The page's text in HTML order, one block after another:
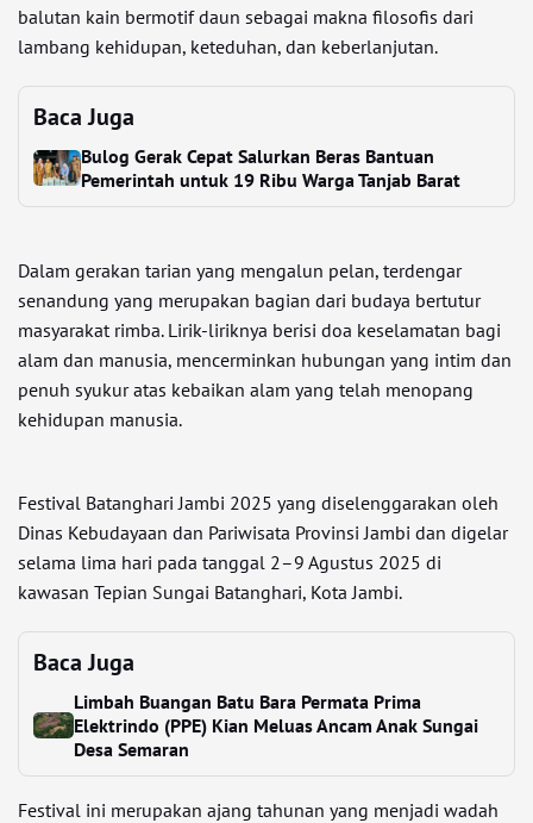
balutan kain bermotif daun sebagai makna filosofis dari
lambang kehidupan, keteduhan, dan keberlanjutan.
Baca Juga
Bulog Gerak Cepat Salurkan Beras Bantuan
Pemerintah untuk 19 Ribu Warga Tanjab Barat
Dalam gerakan tarian yang mengalun pelan, terdengar
senandung yang merupakan bagian dari budaya bertutur
masyarakat rimba. Lirik-liriknya berisi doa keselamatan bagi
alam dan manusia, mencerminkan hubungan yang intim dan
penuh syukur atas kebaikan alam yang telah menopang
kehidupan manusia.
Festival Batanghari Jambi 2025 yang diselenggarakan oleh
Dinas Kebudayaan dan Pariwisata Provinsi Jambi dan digelar
selama lima hari pada tanggal 2–9 Agustus 2025 di
kawasan Tepian Sungai Batanghari, Kota Jambi.
Baca Juga
Limbah Buangan Batu Bara Permata Prima
Elektrindo (PPE) Kian Meluas Ancam Anak Sungai
Desa Semaran
Festival ini merupakan ajang tahunan yang menjadi wadah